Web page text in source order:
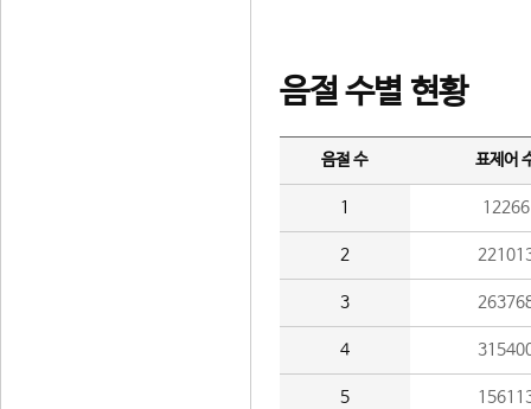
음절 수별 현황
음절 수 표제어
1 12266
2
3
4
5